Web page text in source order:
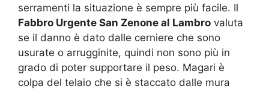
serramenti la situazione è sempre più facile. Il
Fabbro Urgente San Zenone al Lambro valuta
se il danno è dato dalle cerniere che sono
usurate o arrugginite, quindi non sono più in
grado di poter supportare il peso. Magari è
colpa del telaio che si è staccato dalle mura